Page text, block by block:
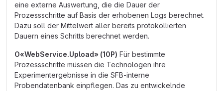
eine externe Auswertung, die die Dauer der
Prozessschritte auf Basis der erhobenen Logs berechnet.
Dazu soll der Mittelwert aller bereits protokollierten
Dauern eines Schritts berechnet werden.
O«WebService.Upload» (10P) Für bestimmte
Prozessschritte müssen die Technologen ihre
Experimentergebnisse in die SFB-interne
Probendatenbank einpflegen. Das zu entwickelnde